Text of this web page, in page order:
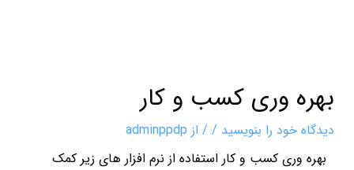
بهره وری کسب و کار
دیدگاه‌ خود را بنویسید / / از adminppdp
بهره وری کسب و کار استفاده از نرم افزار های زیر کمک